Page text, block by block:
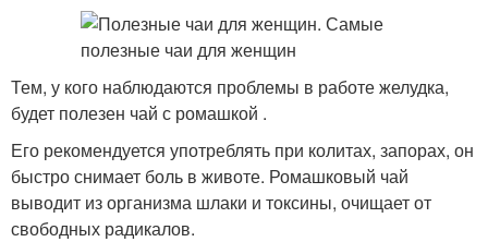
Тем, у кого наблюдаются проблемы в работе желудка,
будет полезен чай с ромашкой .
Его рекомендуется употреблять при колитах, запорах, он
быстро снимает боль в животе. Ромашковый чай
выводит из организма шлаки и токсины, очищает от
свободных радикалов.